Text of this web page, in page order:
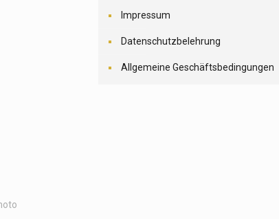
Impressum
Datenschutzbelehrung
Allgemeine Geschäftsbedingungen